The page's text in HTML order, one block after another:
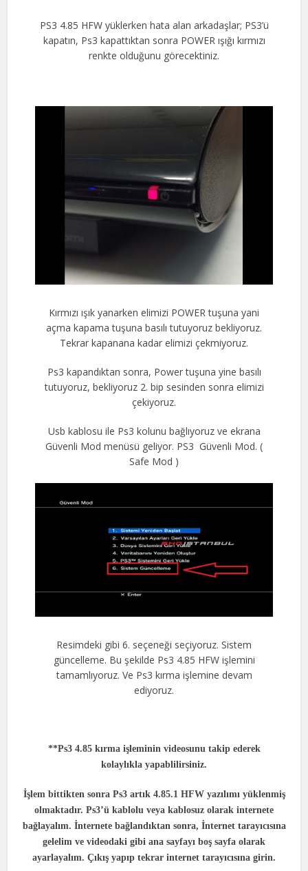
PS3 4.85 HFW yüklerken hata alan arkadaşlar; PS3’ü
kapatın, Ps3 kapattıktan sonra POWER ışığı kırmızı
renkte olduğunu görecektiniz.
Kırmızı ışık yanarken elimizi POWER tuşuna yani
açma kapama tuşuna basılı tutuyoruz bekliyoruz.
Tekrar kapanana kadar elimizi çekmiyoruz.
Ps3 kapandıktan sonra, Power tuşuna yine basılı
tutuyoruz, bekliyoruz 2. bip sesinden sonra elimizi
çekiyoruz.
Usb kablosu ile Ps3 kolunu bağlıyoruz ve ekrana
Güvenli Mod menüsü geliyor. PS3 Güvenli Mod. (
Safe Mod )
Resimdeki gibi 6. seçeneği seçiyoruz. Sistem
güncelleme. Bu şekilde Ps3 4.85 HFW işlemini
tamamlıyoruz. Ve Ps3 kırma işlemine devam
ediyoruz.
**Ps3 4.85 kırma işleminin videosunu takip ederek
kolaylıkla yapablilirsiniz.
İşlem bittikten sonra Ps3 artık 4.85.1 HFW yazılımı yüklenmiş
olmaktadır. Ps3’ü kablolu veya kablosuz olarak internete
bağlayalım. İnternete bağlandıktan sonra, İnternet tarayıcısına
gelelim ve videodaki gibi ana sayfayı boş sayfa olarak
ayarlayalım. Çıkış yapıp tekrar internet tarayıcısına girin.